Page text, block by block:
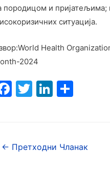
породицом и
ситуација.
Health
2024
F
b
T Li
dI
S
← Претходни Чланак